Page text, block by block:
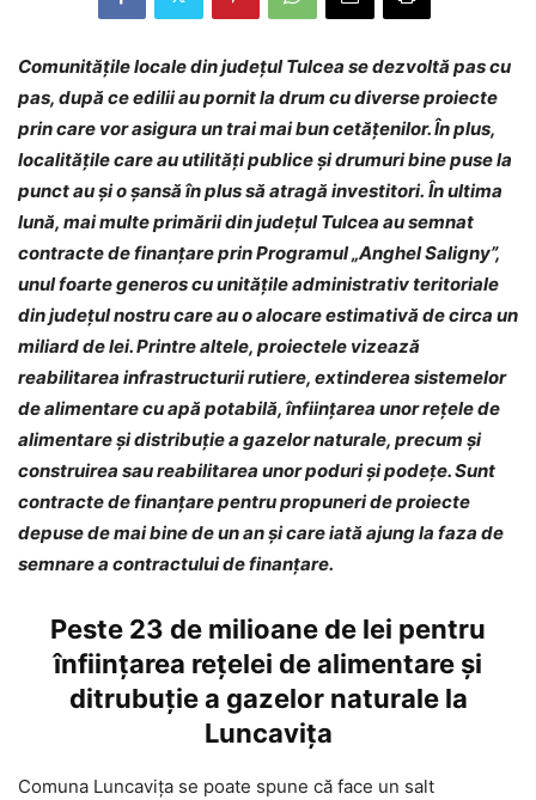
Comunitățile locale din județul Tulcea se dezvoltă pas cu
pas, după ce edilii au pornit la drum cu diverse proiecte
prin care vor asigura un trai mai bun cetățenilor. În plus,
localitățile care au utilități publice și drumuri bine puse la
punct au și o șansă în plus să atragă investitori. În ultima
lună, mai multe primării din județul Tulcea au semnat
contracte de finanțare prin Programul „Anghel Saligny”,
unul foarte generos cu unitățile administrativ teritoriale
din județul nostru care au o alocare estimativă de circa un
miliard de lei. Printre altele, proiectele vizează
reabilitarea infrastructurii rutiere, extinderea sistemelor
de alimentare cu apă potabilă, înființarea unor rețele de
alimentare și distribuție a gazelor naturale, precum și
construirea sau reabilitarea unor poduri și podețe. Sunt
contracte de finanțare pentru propuneri de proiecte
depuse de mai bine de un an și care iată ajung la faza de
semnare a contractului de finanțare.
Peste 23 de milioane de lei pentru
înființarea rețelei de alimentare și
ditrubuție a gazelor naturale la
Luncavița
Comuna Luncavița se poate spune că face un salt